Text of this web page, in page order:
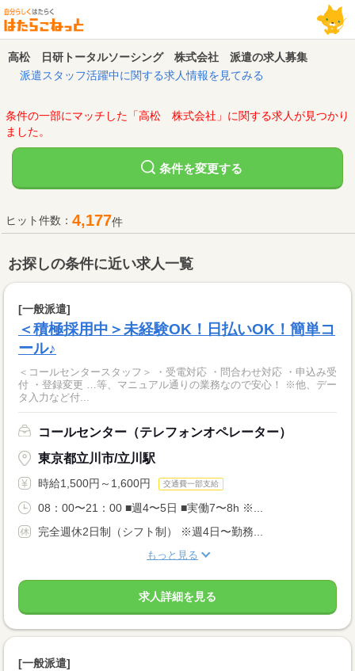
高松 日研トータルソーシング 株式会社 派遣の求人募集
派遣スタッフ活躍中に関する求人情報を見てみる
条件の一部にマッチした「高松 株式会社」に関する求人が見つかり
ました。
条件を変更する
ヒット件数： 4,177件
お探しの条件に近い求人一覧
[一般派遣]
＜積極採用中＞未経験OK！日払いOK！簡単コ
ール♪
＜コールセンタースタッフ＞ ・受電対応 ・問合わせ対応 ・申込み受
付 ・登録変更 …等、マニュアル通りの業務なので安心！ ※他、デー
タ入力など付...
コールセンター（テレフォンオペレーター）
東京都立川市/立川駅
時給1,500円～1,600円 交通費一部支給
08：00〜21：00 ■週4〜5日 ■実働7〜8h ※...
完全週休2日制（シフト制） ※週4日〜勤務...
もっと見る
求人詳細を見る
[一般派遣]